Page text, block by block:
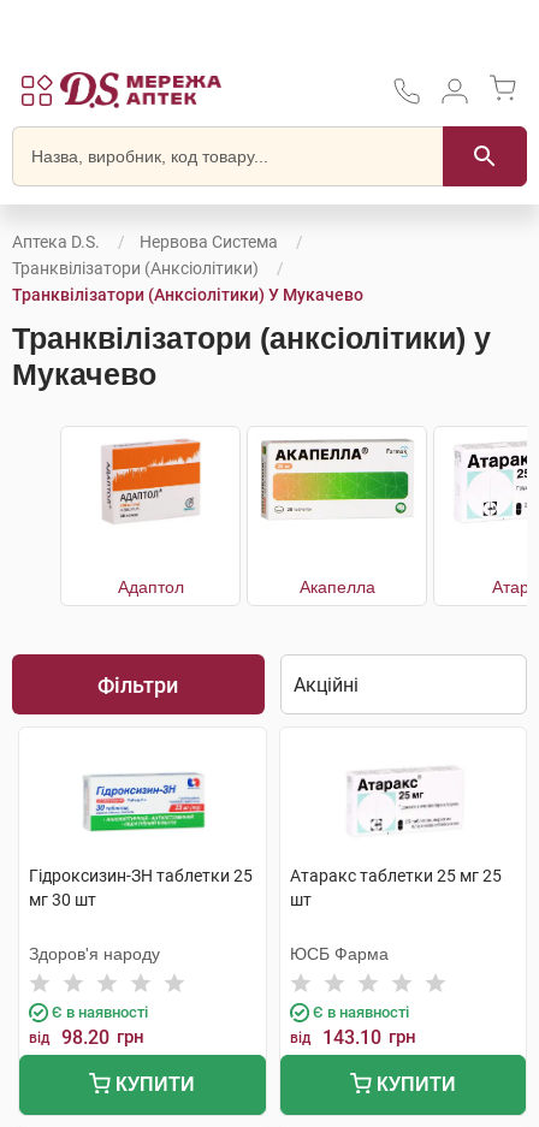
Аптека D.S.
Нервова Система
Транквілізатори (анксіолітики)
Транквілізатори (анксіолітики) У Мукачево
Транквілізатори (анксіолітики) у
Мукачево
Адаптол Акапелла
Фільтри
Гідроксизин-ЗН таблетки 25
мг 30 шт
Здоров'я народу
Є в наявності
від 98.20 грн
КУПИТИ
Атаракс таблетки 25 мг 25
шт
ЮСБ Фарма
Є в наявності
від 143.10 грн
КУПИТИ